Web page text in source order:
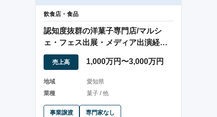
飲食店・食品
認知度抜群の洋菓子専門店/マルシ
ェ・フェス出展・メディア出演経験
あり知名度高い
売上高 1,000万円〜3,000万円
地域
愛知県
業種
菓子 / 他
事業譲渡 専門家なし